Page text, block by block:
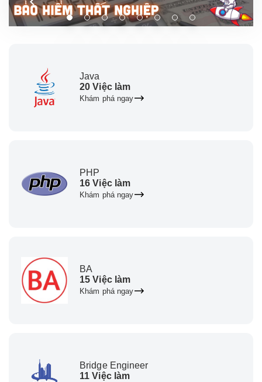
Java
20 Việc làm
Khám phá ngay
PHP
16 Việc làm
Khám phá ngay
BA
15 Việc làm
Khám phá ngay
Bridge Engineer
11 Việc làm